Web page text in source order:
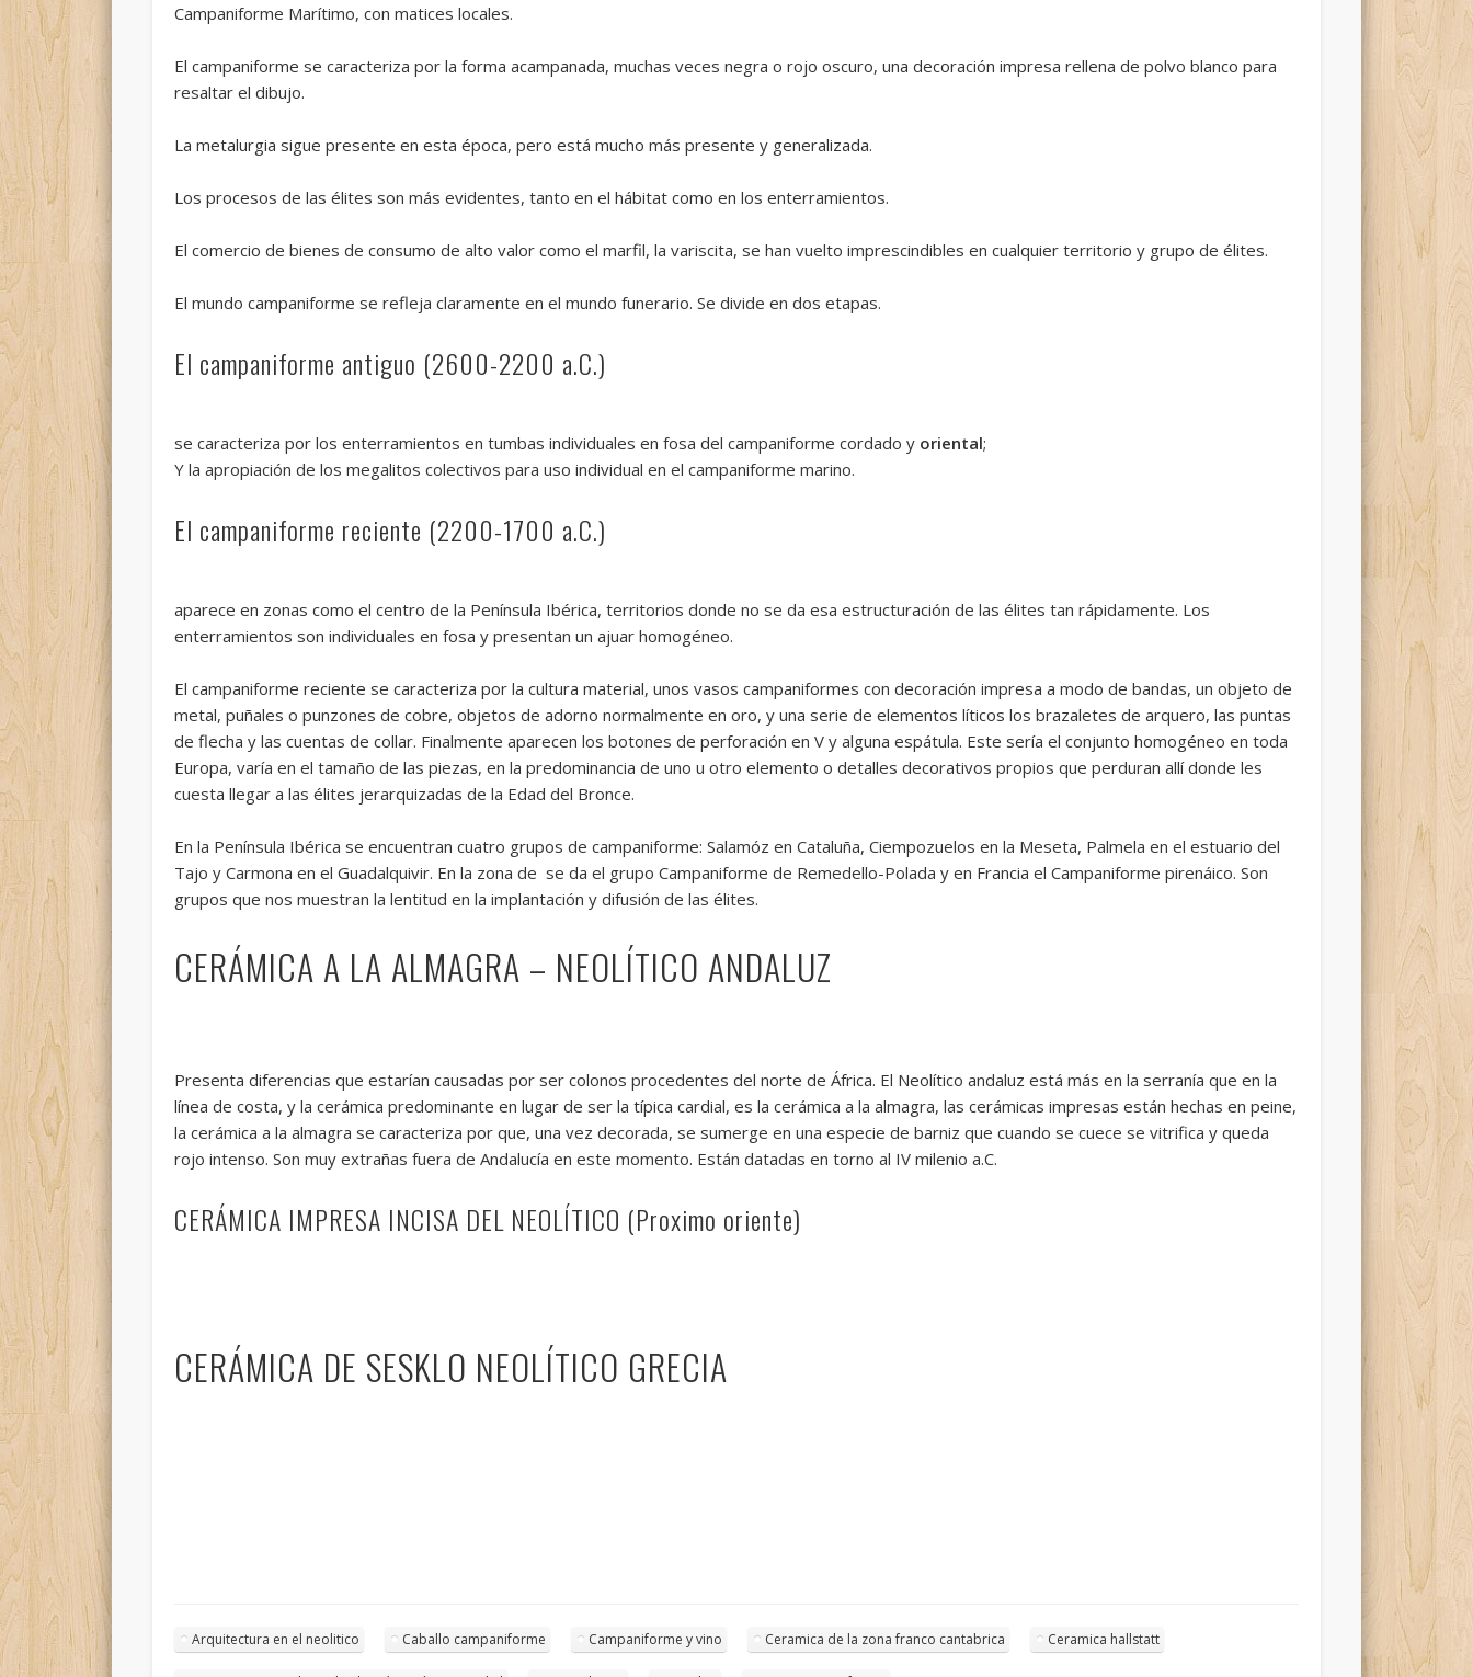
Campaniforme Marítimo, con matices locales.
El campaniforme se caracteriza por la forma acampanada, muchas veces negra o rojo oscuro, una decoración impresa rellena de polvo blanco para
resaltar el dibujo.
La metalurgia sigue presente en esta época, pero está mucho más presente y generalizada.
Los procesos de las élites son más evidentes, tanto en el hábitat como en los enterramientos.
El comercio de bienes de consumo de alto valor como el marfil, la variscita, se han vuelto imprescindibles en cualquier territorio y grupo de élites.
El mundo campaniforme se refleja claramente en el mundo funerario. Se divide en dos etapas.
El campaniforme antiguo (2600-2200 a.C.)
se caracteriza por los enterramientos en tumbas individuales en fosa del campaniforme cordado y oriental;
Y la apropiación de los megalitos colectivos para uso individual en el campaniforme marino.
El campaniforme reciente (2200-1700 a.C.)
aparece en zonas como el centro de la Península Ibérica, territorios donde no se da esa estructuración de las élites tan rápidamente. Los
enterramientos son individuales en fosa y presentan un ajuar homogéneo.
El campaniforme reciente se caracteriza por la cultura material, unos vasos campaniformes con decoración impresa a modo de bandas, un objeto de
metal, puñales o punzones de cobre, objetos de adorno normalmente en oro, y una serie de elementos líticos los brazaletes de arquero, las puntas
de flecha y las cuentas de collar. Finalmente aparecen los botones de perforación en V y alguna espátula. Este sería el conjunto homogéneo en toda
Europa, varía en el tamaño de las piezas, en la predominancia de uno u otro elemento o detalles decorativos propios que perduran allí donde les
cuesta llegar a las élites jerarquizadas de la Edad del Bronce.
En la Península Ibérica se encuentran cuatro grupos de campaniforme: Salamóz en Cataluña, Ciempozuelos en la Meseta, Palmela en el estuario del
Tajo y Carmona en el Guadalquivir. En la zona de se da el grupo Campaniforme de Remedello-Polada y en Francia el Campaniforme pirenáico. Son
grupos que nos muestran la lentitud en la implantación y difusión de las élites.
CERÁMICA A LA ALMAGRA – NEOLÍTICO ANDALUZ
Presenta diferencias que estarían causadas por ser colonos procedentes del norte de África. El Neolítico andaluz está más en la serranía que en la
línea de costa, y la cerámica predominante en lugar de ser la típica cardial, es la cerámica a la almagra, las cerámicas impresas están hechas en peine,
la cerámica a la almagra se caracteriza por que, una vez decorada, se sumerge en una especie de barniz que cuando se cuece se vitrifica y queda
rojo intenso. Son muy extrañas fuera de Andalucía en este momento. Están datadas en torno al IV milenio a.C.
CERÁMICA IMPRESA INCISA DEL NEOLÍTICO (Proximo oriente)
CERÁMICA DE SESKLO NEOLÍTICO GRECIA
Arquitectura en el neolitico Caballo campaniforme Campaniforme y vino Ceramica de la zona franco cantabrica Ceramica hallstatt